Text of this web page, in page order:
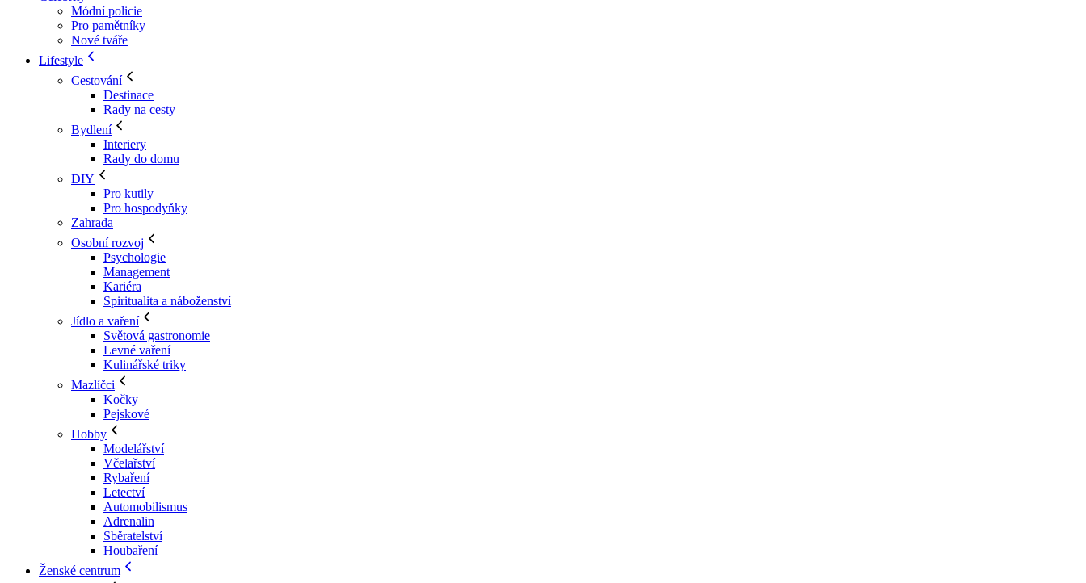
Módní policie
Pro pamětníky
Nové tváře
Lifestyle
Cestování
Destinace
Rady na cesty
Bydlení
Interiery
Rady do domu
DIY
Pro kutily
Pro hospodyňky
Zahrada
Osobní rozvoj
Psychologie
Management
Kariéra
Spiritualita a náboženství
Jídlo a vaření
Světová gastronomie
Levné vaření
Kulinářské triky
Mazlíčci
Kočky
Pejskové
Hobby
Modelářství
Včelařství
Rybaření
Letectví
Automobilismus
Adrenalin
Sběratelství
Houbaření
Ženské centrum